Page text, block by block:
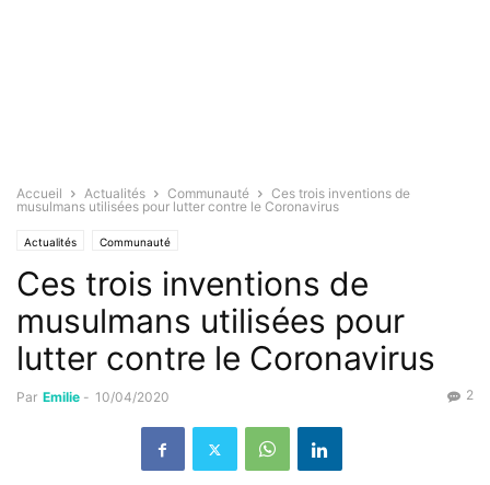
Accueil Actualités Communauté
Ces trois inventions de
musulmans utilisées pour lutter contre le Coronavirus
Actualités Communauté
Ces trois inventions de
musulmans utilisées pour
lutter contre le Coronavirus
Par Emilie - 10/04/2020 2